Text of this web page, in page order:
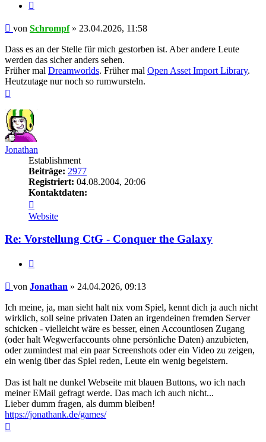
Beitrag
von Schrompf» 23.04.2026, 11:58
Dass es an der Stelle für mich gestorben ist. Aber andere Leute
werden das sicher anders sehen.
Früher mal Dreamworlds. Früher mal Open Asset Import Library.
Heutzutage nur noch so rumwursteln.
Jonathan
Establishment
Beiträge: 2977
Registriert: 04.08.2004, 20:06
Kontaktdaten:
von
Jonathan
Website
Re: Vorstellung CtG - Conquer the Galaxy
Beitrag
von Jonathan » 24.04.2026, 09:13
Ich meine, ja, man sieht halt nix vom Spiel, kennt dich ja auch nicht
wirklich, soll seine privaten Daten an irgendeinen fremden Server
schicken - vielleicht wäre es besser, einen Accountlosen Zugang
(oder halt Wegwerfaccounts ohne persönliche Daten) anzubieten,
oder zumindest mal ein paar Screenshots oder ein Video zu zeigen,
ein wenig über das Spiel reden, Leute ein wenig begeistern.
Das ist halt ne dunkel Webseite mit blauen Buttons, wo ich nach
meiner EMail gefragt werde. Das mach ich auch nicht...
Lieber dumm fragen, als dumm bleiben!
https://jonathank.de/games/